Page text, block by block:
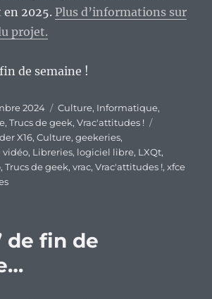
2025. Plus d’informations sur
projet.
de semaine !
2024 Catégories
Culture, Informatique,
,Trucs de geek,Vrac'attitudes !
X16,Culture,geekeries,
vidéo, Libreries, logiciel libre, LXQt,
,Trucs de geek,vrac,Vrac'attitudes !,xfce
sur
milieu
semaine…
de fin de